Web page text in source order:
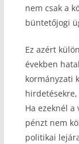
nem csak a
büntetőjogi
Ez azért
években
kormányzati
Ha ezeknél
pénzt nem
politikai